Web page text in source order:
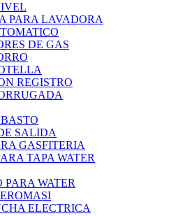
PARA LAVADORA
DE GAS
REGISTRO
SALIDA
GASFITERIA
TAPA WATER
WATER
ELECTRICA